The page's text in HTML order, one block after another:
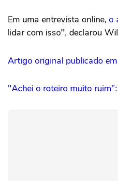
Em uma entrevista online, o
lidar com isso'', declarou
Artigo original publicado
"Achei o roteiro muito